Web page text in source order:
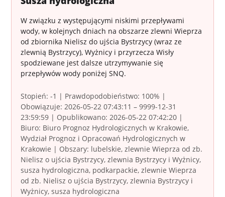
W związku z występującymi niskimi przepływami
wody, w kolejnych dniach na obszarze zlewni Wieprza
od zbiornika Nielisz do ujścia Bystrzycy (wraz ze
zlewnią Bystrzycy), Wyżnicy i przyrzecza Wisły
spodziewane jest dalsze utrzymywanie się
przepływów wody poniżej SNQ.
Stopień: -1 | Prawdopodobieństwo: 100% |
Obowiązuje: 2026-05-22 07:43:11 – 9999-12-31
23:59:59 | Opublikowano: 2026-05-22 07:42:20 |
Biuro: Biuro Prognoz Hydrologicznych w Krakowie,
Wydział Prognoz i Opracowań Hydrologicznych w
Krakowie | Obszary: lubelskie, zlewnie Wieprza od zb.
Nielisz o ujścia Bystrzycy, zlewnia Bystrzycy i Wyżnicy,
susza hydrologiczna, podkarpackie, zlewnie Wieprza
od zb. Nielisz o ujścia Bystrzycy, zlewnia Bystrzycy i
Wyżnicy, susza hydrologiczna